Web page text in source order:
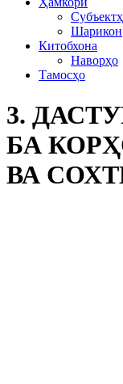
Шарикон
Китобхона
Наворҳо
Тамосҳо
3.
БА
ВА